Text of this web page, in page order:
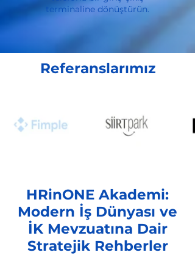
terminaline dönüştürün.
Referanslarımız
HRinONE Akademi:
Modern İş Dünyası ve
İK Mevzuatına Dair
Stratejik Rehberler